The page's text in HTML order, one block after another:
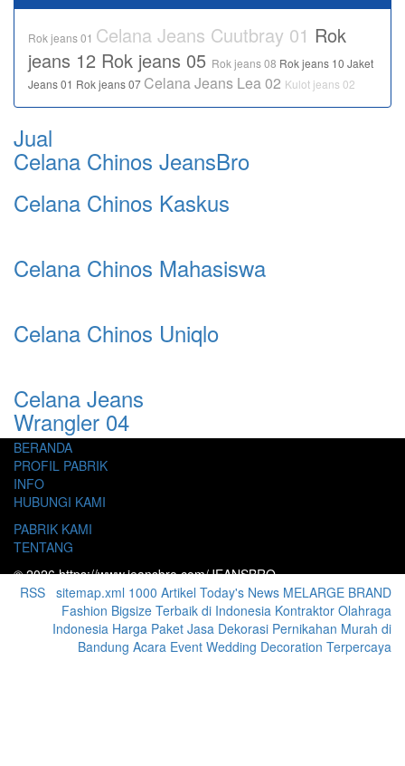
Rok jeans 01 Celana Jeans Cuutbray 01 Rok
jeans 12 Rok jeans 05 Rok jeans 08 Rok jeans 10 Jaket
Jeans 01 Rok jeans 07 Celana Jeans Lea 02 Kulot jeans 02
Jual
Celana Chinos JeansBro
Celana Chinos Kaskus
Celana Chinos Mahasiswa
Celana Chinos Uniqlo
Celana Jeans
Wrangler 04
BERANDA
PROFIL PABRIK
INFO
HUBUNGI KAMI
PABRIK KAMI
TENTANG
© 2026 https://www.jeansbro.com/JEANSBRO
RSS sitemap.xml 1000 Artikel Today's News MELARGE BRAND
Fashion Bigsize Terbaik di Indonesia Kontraktor Olahraga
Indonesia Harga Paket Jasa Dekorasi Pernikahan Murah di
Bandung Acara Event Wedding Decoration Terpercaya